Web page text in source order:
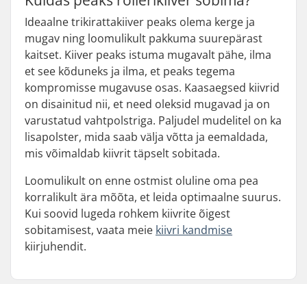
Ideaalne trikirattakiiver peaks olema kerge ja
mugav ning loomulikult pakkuma suurepärast
kaitset. Kiiver peaks istuma mugavalt pähe, ilma
et see kõduneks ja ilma, et peaks tegema
kompromisse mugavuse osas. Kaasaegsed kiivrid
on disainitud nii, et need oleksid mugavad ja on
varustatud vahtpolstriga. Paljudel mudelitel on ka
lisapolster, mida saab välja võtta ja eemaldada,
mis võimaldab kiivrit täpselt sobitada.
Loomulikult on enne ostmist oluline oma pea
korralikult ära mõõta, et leida optimaalne suurus.
Kui soovid lugeda rohkem kiivrite õigest
sobitamisest, vaata meie kiivri kandmise
kiirjuhendit.